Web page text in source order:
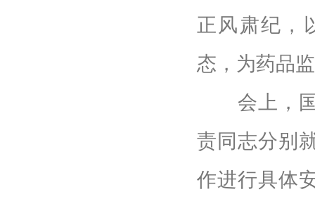
正风肃纪，
态，为药品
会上，国
责同志分别
作进行具体